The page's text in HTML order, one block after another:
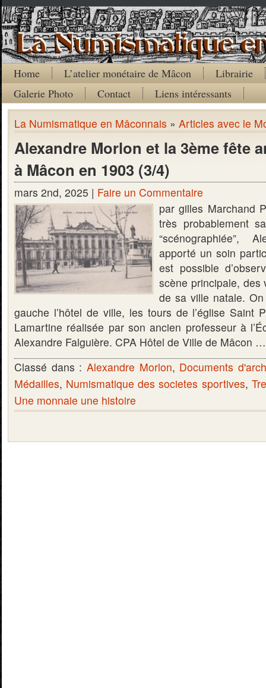
Home L’atelier monétaire de Mâcon
Librairie
Galerie Photo
Contact Liens intéressants
La Numismatique en Mâconnais » Articles avec le
Alexandre Morlon et la 3ème fête
à Mâcon en 1903 (3/4)
mars 2nd, 2025 | Faire un Commentaire
par gilles Marchand
très probablement
“scénographiée”,
apporté un soin
est possible
scène principale, des
de sa ville natale.
gauche l’hôtel de ville, les tours de l’église Saint
Lamartine réalisée par son ancien professeur à
Alexandre Falguière. CPA Hôtel de Ville de Mâcon
Classé dans : Alexandre Morlon, Documents
Médailles, Numismatique des societes sportives,
Une monnaie une histoire